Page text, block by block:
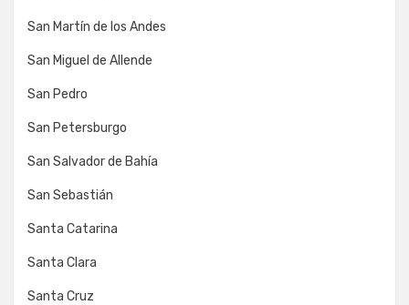
San Martín de los Andes
San Miguel de Allende
San Pedro
San Petersburgo
San Salvador de Bahía
San Sebastián
Santa Catarina
Santa Clara
Santa Cruz